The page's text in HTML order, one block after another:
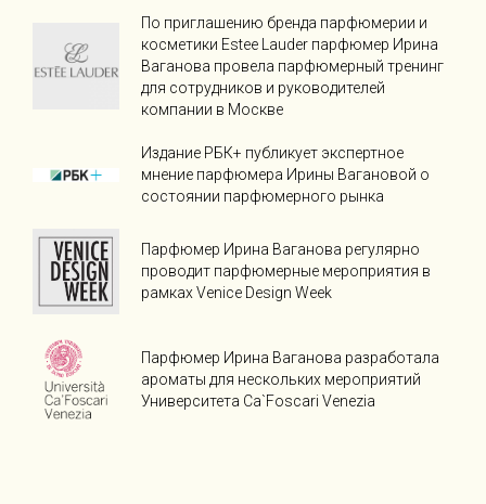
По приглашению бренда парфюмерии и
косметики Estee Lauder парфюмер Ирина
Ваганова провела парфюмерный тренинг
для сотрудников и руководителей
компании в Москве
Издание РБК+ публикует экспертное
мнение парфюмера Ирины Вагановой о
состоянии парфюмерного рынка
Парфюмер Ирина Ваганова регулярно
проводит парфюмерные мероприятия в
рамках Venice Design Week
Парфюмер Ирина Ваганова разработала
ароматы для нескольких мероприятий
Университета Ca`Foscari Venezia